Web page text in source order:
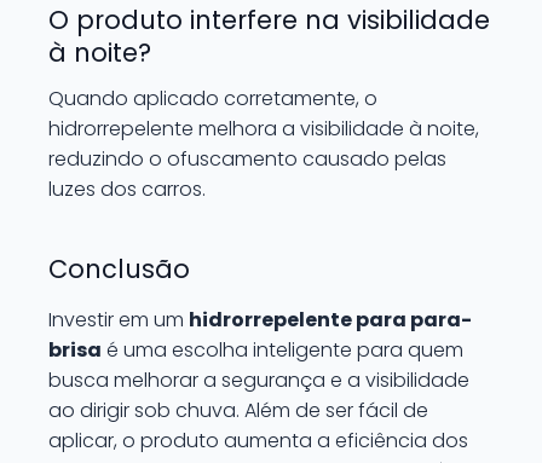
O produto interfere na visibilidade
à noite?
Quando aplicado corretamente, o
hidrorrepelente melhora a visibilidade à noite,
reduzindo o ofuscamento causado pelas
luzes dos carros.
Conclusão
Investir em um hidrorrepelente para para-
brisa é uma escolha inteligente para quem
busca melhorar a segurança e a visibilidade
ao dirigir sob chuva. Além de ser fácil de
aplicar, o produto aumenta a eficiência dos